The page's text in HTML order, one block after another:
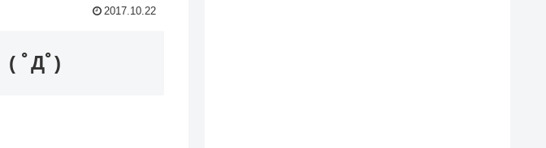
2017.10.22
( ﾟДﾟ)